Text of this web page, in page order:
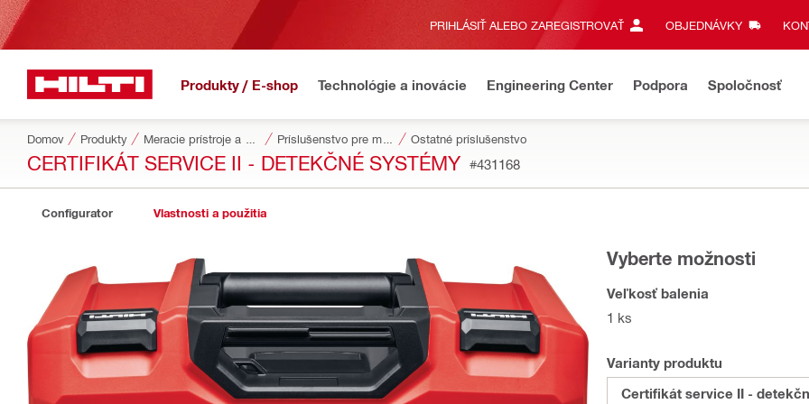
PRIHLÁSIŤ ALEBO ZAREGISTROVAŤ OBJEDNÁVKY
Produkty / E-shop Technológie a inovácie Engineering Center Podpora Spoločnosť
Domov Produkty Ostatné príslušenstvo
CERTIFIKÁT SERVICE II - DETEKČNÉ SYSTÉMY #431168
Configurator Vlastnosti a použitia
Vyberte možnosti
Veľkosť balenia
1 ks
Varianty produktu
Certifikát service II -